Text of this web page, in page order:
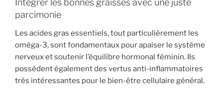
parcimonie
Les acides gras essentiels, tout particulièrement les
oméga-3, sont fondamentaux pour apaiser le système
nerveux et soutenir l’équilibre hormonal féminin. Ils
possèdent également des vertus anti-inflammatoires
très intéressantes pour le bien-être cellulaire général.